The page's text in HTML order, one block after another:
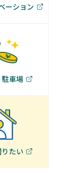
ーション
車場
りたい